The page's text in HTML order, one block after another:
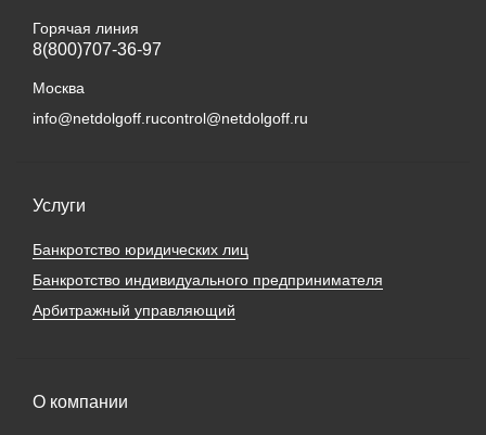
Услуги
Банкротство юридических лиц
Банкротство индивидуального предпринимателя
Арбитражный управляющий
О компании
Горячая линия
8(800)707-36-97
Москва
info@netdolgoff.rucontrol@netdolgoff.ru